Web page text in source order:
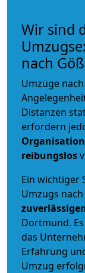
Wir sind
nach
Umzüge
Distanzen
erfordern
Organisation
reibungslos
Ein wichtiger
Umzugs
Dortmund.
das
Erfahrung
Umzug